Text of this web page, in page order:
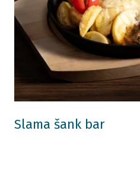
Slama šank bar